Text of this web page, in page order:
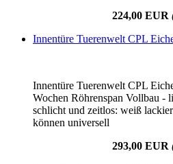
224,00 EUR
Innentüre Tuerenwelt CPL
Innentüre Tuerenwelt CPL
Wochen Röhrenspan Vollbau -
schlicht und zeitlos: weiß
können universell
293,00 EUR